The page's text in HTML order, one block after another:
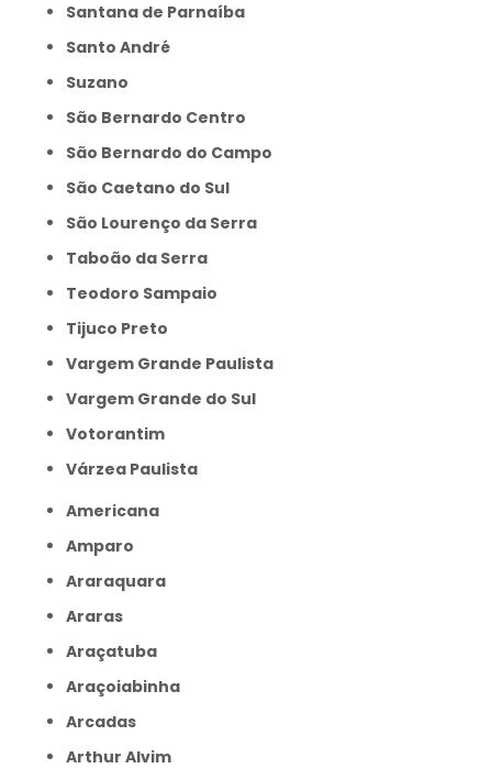
Santana de Parnaíba
Santo André
Suzano
São Bernardo Centro
São Bernardo do Campo
São Caetano do Sul
São Lourenço da Serra
Taboão da Serra
Teodoro Sampaio
Tijuco Preto
Vargem Grande Paulista
Vargem Grande do Sul
Votorantim
Várzea Paulista
Americana
Amparo
Araraquara
Araras
Araçatuba
Araçoiabinha
Arcadas
Arthur Alvim